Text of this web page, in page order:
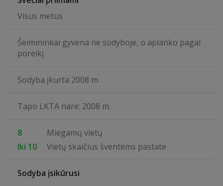
Visus metus
Šeimininkai gyvena ne sodyboje, o aplanko pagal
poreikį
Sodyba įkurta 2008 m.
Tapo LKTA nare: 2008 m.
8
Miegamų vietų
Iki 10
Vietų skaičius šventėms pastate
Sodyba įsikūrusi